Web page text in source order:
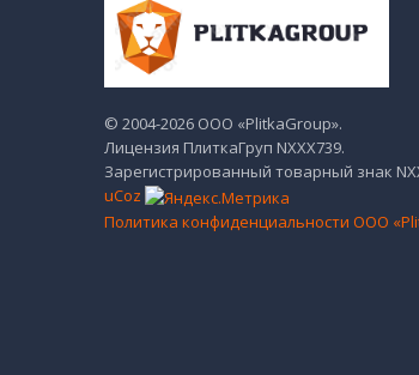
© 2004-2026 ООО «PlitkaGroup».
Лицензия ПлиткаГруп NХХХ739.
Зарегистрированный товарный знак
uCoz
Политика конфиденциальности ООО